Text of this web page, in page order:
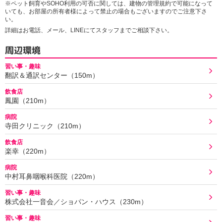
※ペット飼育やSOHO利用の可否に関しては、建物の管理規約で可能になって
いても、お部屋の所有者様によって禁止の場合もございますのでご注意下さ
い。
詳細はお電話、メール、LINEにてスタッフまでご相談下さい。
周辺環境
習い事・趣味
翻訳＆通訳センター（150m）
飲食店
鳳園（210m）
病院
寺田クリニック（210m）
飲食店
楽幸（220m）
病院
中村耳鼻咽喉科医院（220m）
習い事・趣味
株式会社一音会／ショパン・ハウス（230m）
習い事・趣味